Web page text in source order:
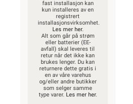
fast installasjon kan
kun installeres av en
registrert
installasjonsvirksomhet.
Les mer her.
Alt som går på strøm
eller batterier (EE-
avfall) skal leveres til
retur når det ikke kan
brukes lenger. Du kan
returnere dette gratis i
en av våre varehus
og/eller andre butikker
som selger samme
type varer. Les mer her.